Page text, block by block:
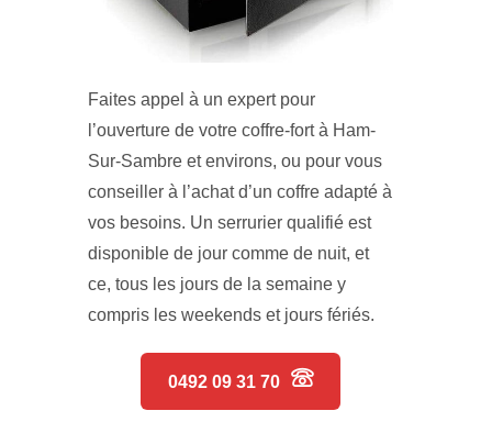
Faites appel à un expert pour
l’ouverture de votre coffre-fort à Ham-
Sur-Sambre et environs, ou pour vous
conseiller à l’achat d’un coffre adapté à
vos besoins. Un serrurier qualifié est
disponible de jour comme de nuit, et
ce, tous les jours de la semaine y
compris les weekends et jours fériés.
0492 09 31 70